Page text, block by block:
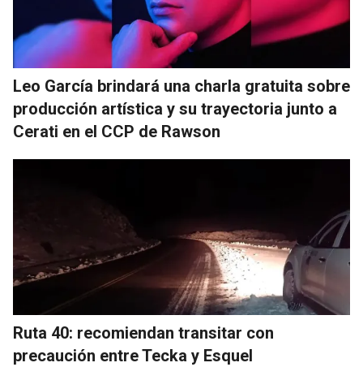
Leo García brindará una charla gratuita sobre
producción artística y su trayectoria junto a
Cerati en el CCP de Rawson
Ruta 40: recomiendan transitar con
precaución entre Tecka y Esquel